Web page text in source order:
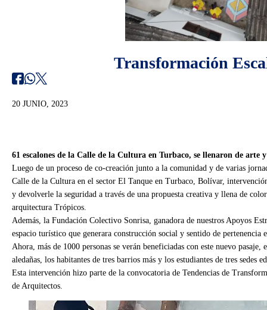
61 escalones de la Calle de la Cultura en Turbaco, se llenaron de arte
Luego de un proceso de co-creación junto a la comunidad y de varias
y devolverle la seguridad a través de una propuesta creativa y llena de
Ahora, más de 1000 personas se verán beneficiadas con este nuevo pasaje,
aledañas, los habitantes de tres barrios más y los estudiantes de tres sedes
Esta intervención hizo parte de la convocatoria de Tendencias de
de Arquitectos.